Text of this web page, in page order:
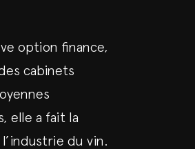
option finance,
cabinets
elle a fait la
du vin.